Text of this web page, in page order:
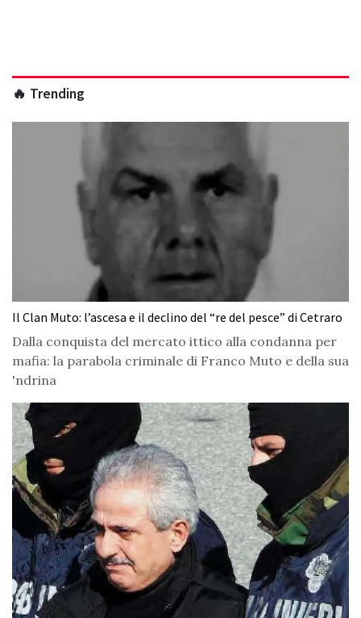
🔥 Trending
Il Clan Muto: l’ascesa e il declino del “re del pesce” di Cetraro
Dalla conquista del mercato ittico alla condanna per
mafia: la parabola criminale di Franco Muto e della sua
'ndrina